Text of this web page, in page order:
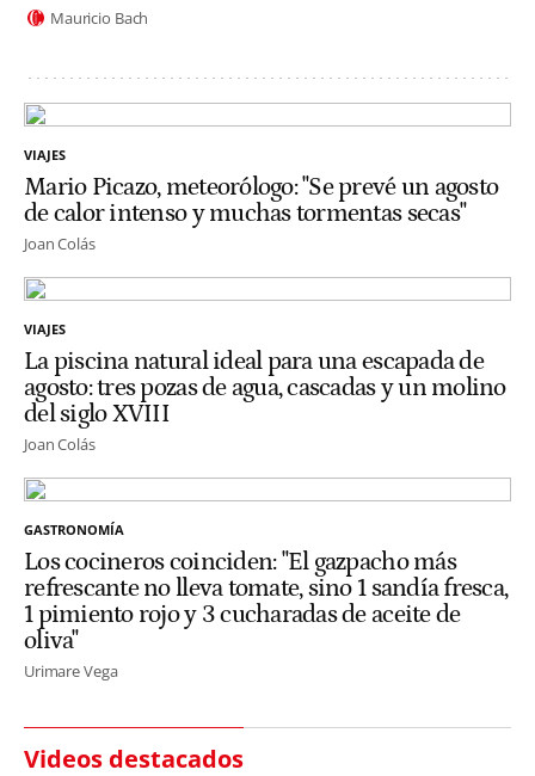
Mauricio Bach
VIAJES
Mario Picazo, meteorólogo: "Se prevé un agosto
de calor intenso y muchas tormentas secas"
Joan Colás
VIAJES
La piscina natural ideal para una escapada de
agosto: tres pozas de agua, cascadas y un molino
del siglo XVIII
Joan Colás
GASTRONOMÍA
Los cocineros coinciden: "El gazpacho más
refrescante no lleva tomate, sino 1 sandía fresca,
1 pimiento rojo y 3 cucharadas de aceite de
oliva"
Urimare Vega
Videos destacados